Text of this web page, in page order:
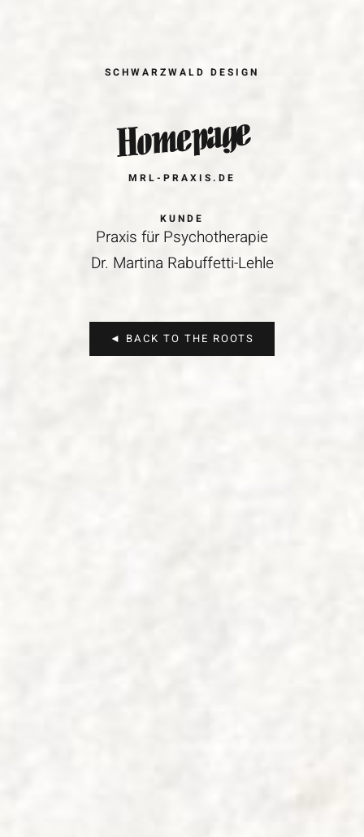
SCHWARZWALD DESIGN
Homepage
MRL-PRAXIS.DE
KUNDE
Praxis für Psychotherapie
Dr. Martina Rabuffetti-Lehle
◄ BACK TO THE ROOTS